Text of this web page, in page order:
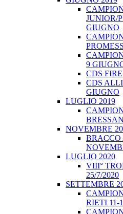
JUNIOR/
GIUGNO
9
CDS
CDS
GIUGNO
LUGLIO 2019
NOVEMBRE
BRACCO
LUGLIO 2020
VIII°
25/7/2020
SETTEMBRE
RIETI 11-